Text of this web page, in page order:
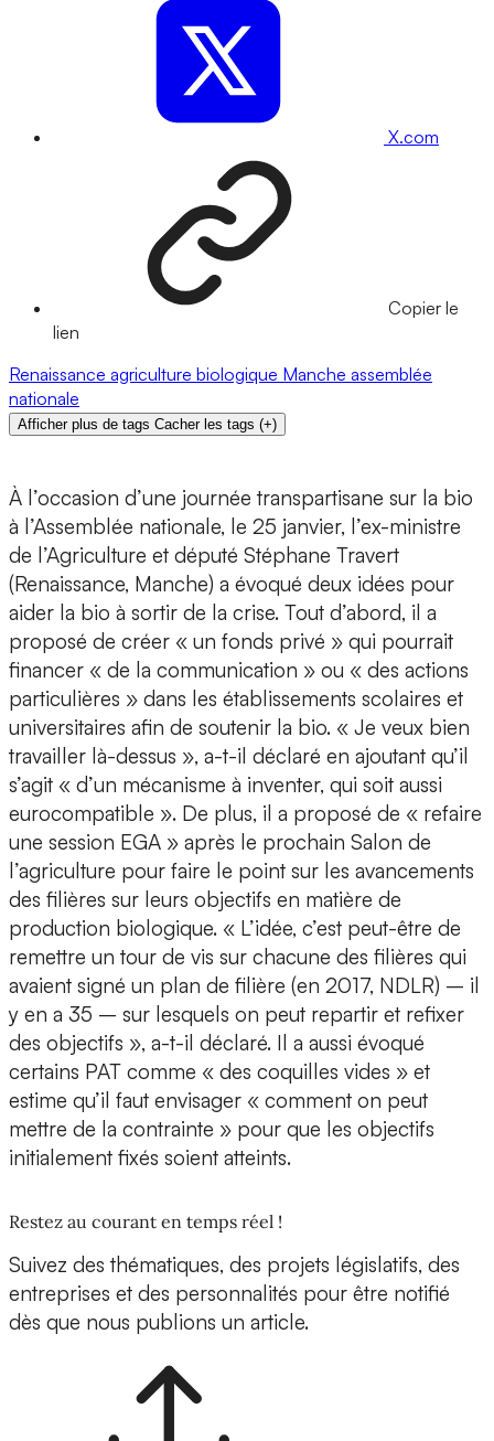
X.com
Copier le
lien
Renaissance agriculture biologique Manche assemblée
nationale
Afficher plus de tags Cacher les tags (+)
À l’occasion d’une journée transpartisane sur la bio
à l’Assemblée nationale, le 25 janvier, l’ex-ministre
de l’Agriculture et député Stéphane Travert
(Renaissance, Manche) a évoqué deux idées pour
aider la bio à sortir de la crise. Tout d’abord, il a
proposé de créer « un fonds privé » qui pourrait
financer « de la communication » ou « des actions
particulières » dans les établissements scolaires et
universitaires afin de soutenir la bio. « Je veux bien
travailler là-dessus », a-t-il déclaré en ajoutant qu’il
s’agit « d’un mécanisme à inventer, qui soit aussi
eurocompatible ». De plus, il a proposé de « refaire
une session EGA » après le prochain Salon de
l’agriculture pour faire le point sur les avancements
des filières sur leurs objectifs en matière de
production biologique. « L’idée, c’est peut-être de
remettre un tour de vis sur chacune des filières qui
avaient signé un plan de filière (en 2017, NDLR) – il
y en a 35 – sur lesquels on peut repartir et refixer
des objectifs », a-t-il déclaré. Il a aussi évoqué
certains PAT comme « des coquilles vides » et
estime qu’il faut envisager « comment on peut
mettre de la contrainte » pour que les objectifs
initialement fixés soient atteints.
Restez au courant en temps réel !
Suivez des thématiques, des projets législatifs, des
entreprises et des personnalités pour être notifié
dès que nous publions un article.